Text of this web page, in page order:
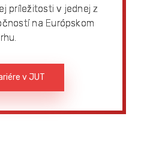
príležitosti v jednej z
na Európskom
v JUT